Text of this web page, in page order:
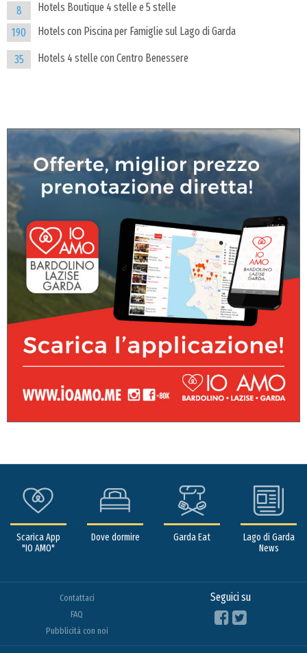
8
Hotels Boutique 4 stelle e 5 stelle
190
Hotels con Piscina per Famiglie sul Lago di Garda
35 Hotels 4 stelle con Centro Benessere
Scarica App
"IO AMO"
Dove dormire Garda Eat
Lago di Garda
News
Contattaci
FAQ
Pubblicità con noi
Seguici su